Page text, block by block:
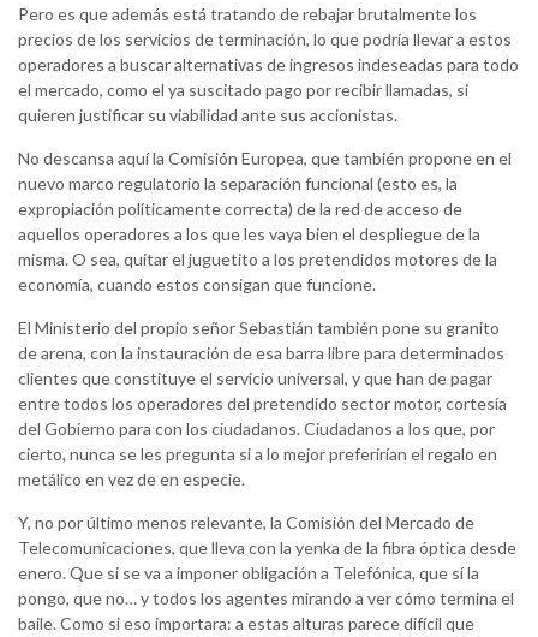
Pero es que además está tratando de rebajar brutalmente los
precios de los servicios de terminación, lo que podría llevar a estos
operadores a buscar alternativas de ingresos indeseadas para todo
el mercado, como el ya suscitado pago por recibir llamadas, si
quieren justificar su viabilidad ante sus accionistas.
No descansa aquí la Comisión Europea, que también propone en el
nuevo marco regulatorio la separación funcional (esto es, la
expropiación políticamente correcta) de la red de acceso de
aquellos operadores a los que les vaya bien el despliegue de la
misma. O sea, quitar el juguetito a los pretendidos motores de la
economía, cuando estos consigan que funcione.
El Ministerio del propio señor Sebastián también pone su granito
de arena, con la instauración de esa barra libre para determinados
clientes que constituye el servicio universal, y que han de pagar
entre todos los operadores del pretendido sector motor, cortesía
del Gobierno para con los ciudadanos. Ciudadanos a los que, por
cierto, nunca se les pregunta si a lo mejor preferirían el regalo en
metálico en vez de en especie.
Y, no por último menos relevante, la Comisión del Mercado de
Telecomunicaciones, que lleva con la yenka de la fibra óptica desde
enero. Que si se va a imponer obligación a Telefónica, que sí la
pongo, que no… y todos los agentes mirando a ver cómo termina el
baile. Como si eso importara: a estas alturas parece difícil que